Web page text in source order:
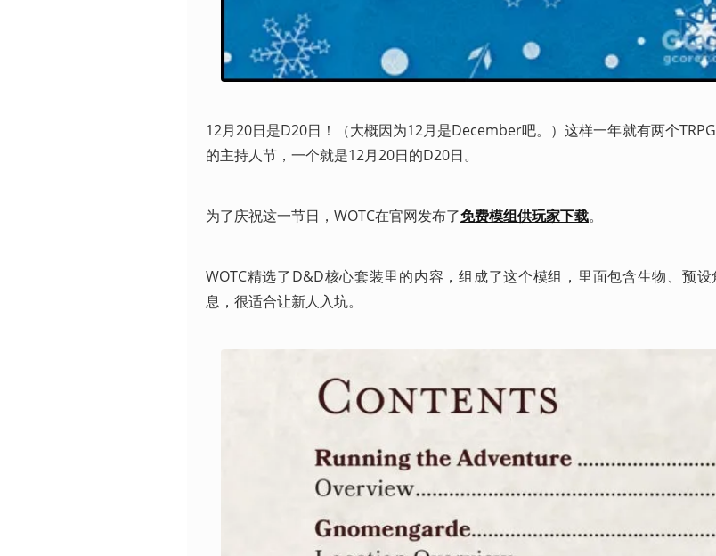
12月20日是D20日！（大概因为12月是December吧。）这样一年就有两个
的主持人节，一个就是12月20日的D20日。
为了庆祝这一节日，WOTC在官网发布了免费模组供玩家下载。
WOTC精选了D&D核心套装里的内容，组成了这个模组，里面包含生物、预
息，很适合让新人入坑。